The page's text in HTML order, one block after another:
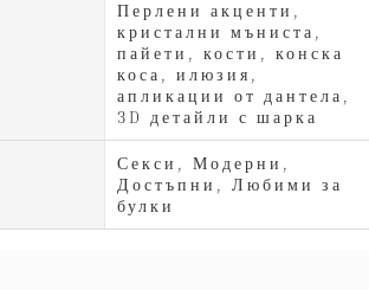
Перлени акценти,
кристални мъниста,
пайети, кости, конска
коса, илюзия,
апликации от дантела,
3D детайли с шарка
Секси, Модерни,
Достъпни, Любими за
булки